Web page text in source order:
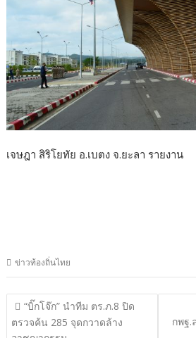
เจษฎา สิริโยทัย อ.เบตง จ.ยะลา รายงาน
ข่าวท้องถิ่นไทย
แนะแนว
เรื่อง
“บิ๊กโจ๊ก” นำทีม ตร.ภ.8 ปิด
ตรวจค้น 285 จุดกวาดล้าง
กพฐ